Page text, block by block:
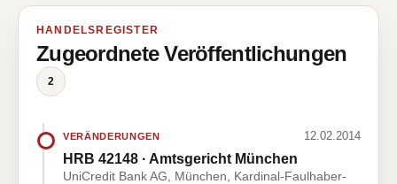
HANDELSREGISTER
Zugeordnete Veröffentlichungen
2
VERÄNDERUNGEN 12.02.2014
HRB 42148 · Amtsgericht München
UniCredit Bank AG, München, Kardinal-Faulhaber-